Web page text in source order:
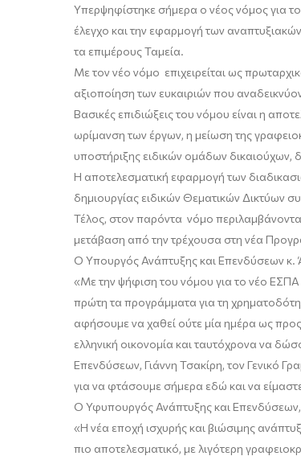
Υπερψηφίστηκε σήμερα ο νέος νόμος για
έλεγχο και την εφαρμογή των
τα επιμέρους Ταμεία.
Με τον νέο νόμο επιχειρείται ως
αξιοποίηση των ευκαιριών που
Βασικές επιδιώξεις του νόμου είναι η
ωρίμανση των έργων, η μείωση της
υποστήριξης ειδικών ομάδων δικαιούχων,
Η αποτελεσματική εφαρμογή των
δημιουργίας ειδικών Θεματικών Δικτύων
Τέλος, στον παρόντα νόμο
μετάβαση από την τρέχουσα στη νέα
Ο Υπουργός Ανάπτυξης και Επενδύσεων κ.
«Με την ψήφιση του νόμου για το νέο
πρώτη τα προγράμματα για τη
αφήσουμε να χαθεί ούτε μία ημέρα ως
ελληνική οικονομία και ταυτόχρονα να
Επενδύσεων, Γιάννη Τσακίρη, τον Γενικό
για να φτάσουμε σήμερα εδώ και να
Ο Υφυπουργός Ανάπτυξης και
«Η νέα εποχή ισχυρής και βιώσιμης
πιο αποτελεσματικό, με λιγότερη